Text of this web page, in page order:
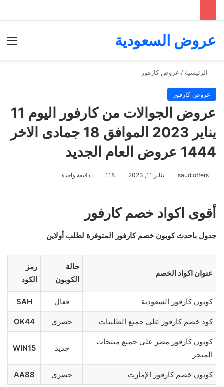
عروض السعودية
الرئيسية / عروض كارفور
عروض كارفور
عروض الجوالات من كارفور اليوم 11
يناير 2023 الموافق 18 جمادى الاخر
1444 عروض العام الجديد
saudioffers يناير 11, 2023 118 دقيقة واحدة
أقوى اكواد خصم كارفور
جدول باحدث كوبون خصم كارفور المتوفرة لطلب أولاين
عنوان اكواد الخصم
حالة
الكوبون
رمز
الكود
كوبون كارفور السعودية فعال SAH
كود خصم كارفور على جميع الطلبيات حصري OK44
كوبون كارفور مصر على جميع منتجات
المتجر
جديد WIN15
كوبون خصم كارفور الإمارت حصري AA88